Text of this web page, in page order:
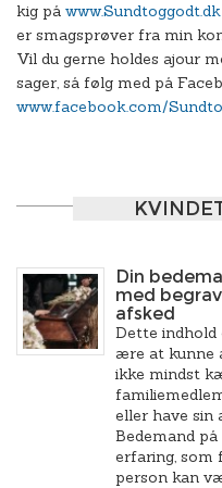
kig på www.Sundtoggodt.dk
er smagsprøver fra min
Vil du gerne holdes ajour
sager, så følg med på
www.facebook.com/
Din
med
afsked
Dette indhold
ære at kunne
ikke mindst
eller have sin
Bedemand
erfaring,
person kan